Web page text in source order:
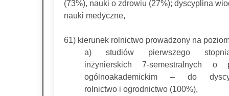
(73%), nauki o zdrowiu (27%); dyscyplina
nauki medyczne,
61) kierunek rolnictwo prowadzony na
a) studiów pierwszego
inżynierskich 7-semestralnych o
ogólnoakademickim – do
rolnictwo i ogrodnictwo (100%),